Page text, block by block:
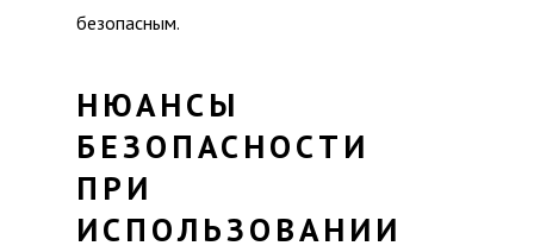
безопасным.
НЮАНСЫ
БЕЗОПАСНОСТИ
ПРИ
ИСПОЛЬЗОВАНИИ